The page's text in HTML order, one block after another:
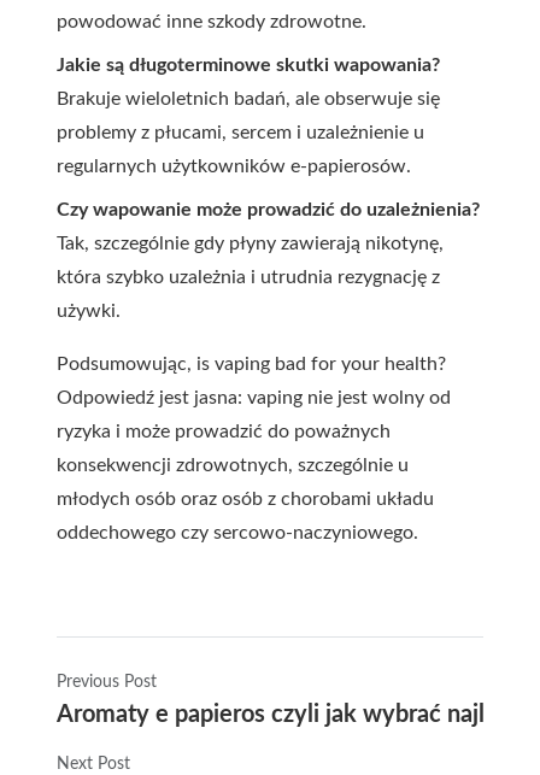
powodować inne szkody zdrowotne.
Jakie są długoterminowe skutki wapowania?
Brakuje wieloletnich badań, ale obserwuje się
problemy z płucami, sercem i uzależnienie u
regularnych użytkowników e-papierosów.
Czy wapowanie może prowadzić do uzależnienia?
Tak, szczególnie gdy płyny zawierają nikotynę,
która szybko uzależnia i utrudnia rezygnację z
używki.
Podsumowując, is vaping bad for your health?
Odpowiedź jest jasna: vaping nie jest wolny od
ryzyka i może prowadzić do poważnych
konsekwencji zdrowotnych, szczególnie u
młodych osób oraz osób z chorobami układu
oddechowego czy sercowo-naczyniowego.
Previous Post
Aromaty e papieros czyli jak wybrać
Next Post